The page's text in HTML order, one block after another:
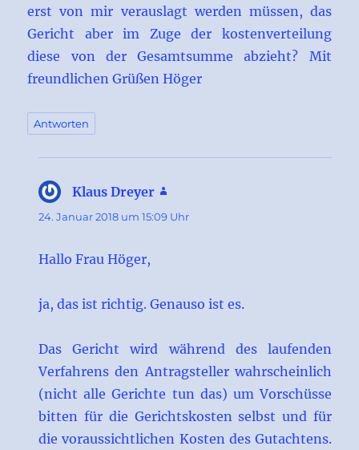
erst von mir verauslagt werden müssen, das
Gericht aber im Zuge der kostenverteilung
diese von der Gesamtsumme abzieht? Mit
freundlichen Grüßen Höger
Antworten
Klaus Dreyer
24. Januar 2018 um 15:09 Uhr
Hallo Frau Höger,
ja, das ist richtig. Genauso ist es.
Das Gericht wird während des laufenden
Verfahrens den Antragsteller wahrscheinlich
(nicht alle Gerichte tun das) um Vorschüsse
bitten für die Gerichtskosten selbst und für
die voraussichtlichen Kosten des Gutachtens.